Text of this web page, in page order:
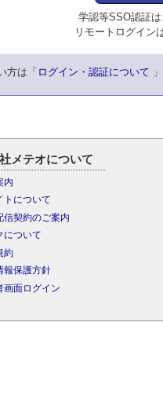
学認等SSO認証は
リモートログイン
方は「 ログイン・認証について
メテオについて
内
トについて
信契約のご案内
について
約
報保護方針
画面ログイン